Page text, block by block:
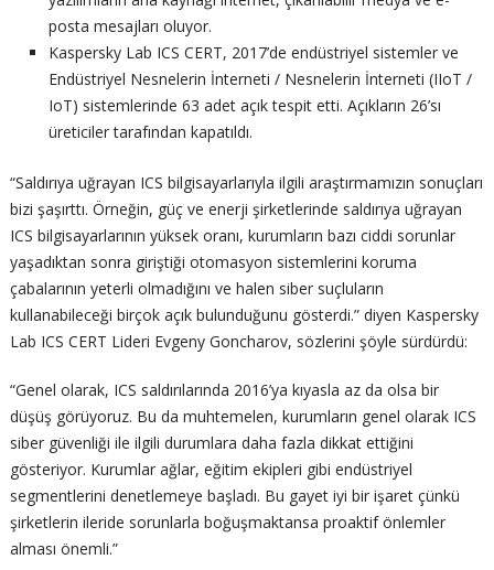
posta mesajları oluyor.
Kaspersky Lab ICS CERT, 2017’de endüstriyel sistemler ve
Endüstriyel Nesnelerin İnterneti / Nesnelerin İnterneti (IIoT /
IoT) sistemlerinde 63 adet açık tespit etti. Açıkların 26’sı
üreticiler tarafından kapatıldı.
“Saldırıya uğrayan ICS bilgisayarlarıyla ilgili araştırmamızın sonuçları
bizi şaşırttı. Örneğin, güç ve enerji şirketlerinde saldırıya uğrayan
ICS bilgisayarlarının yüksek oranı, kurumların bazı ciddi sorunlar
yaşadıktan sonra giriştiği otomasyon sistemlerini koruma
çabalarının yeterli olmadığını ve halen siber suçluların
kullanabileceği birçok açık bulunduğunu gösterdi.” diyen Kaspersky
Lab ICS CERT Lideri Evgeny Goncharov, sözlerini şöyle sürdürdü:
“Genel olarak, ICS saldırılarında 2016’ya kıyasla az da olsa bir
düşüş görüyoruz. Bu da muhtemelen, kurumların genel olarak ICS
siber güvenliği ile ilgili durumlara daha fazla dikkat ettiğini
gösteriyor. Kurumlar ağlar, eğitim ekipleri gibi endüstriyel
segmentlerini denetlemeye başladı. Bu gayet iyi bir işaret çünkü
şirketlerin ileride sorunlarla boğuşmaktansa proaktif önlemler
alması önemli.”